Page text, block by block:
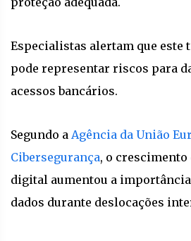
Especialistas alertam que este
pode representar riscos para
acessos bancários.
Segundo a Agência da União
Cibersegurança, o
digital aumentou a
dados durante deslocações